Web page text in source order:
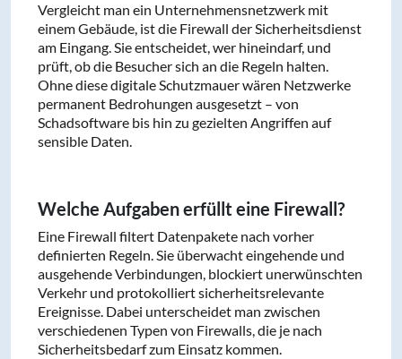
Vergleicht man ein Unternehmensnetzwerk mit
einem Gebäude, ist die Firewall der Sicherheitsdienst
am Eingang. Sie entscheidet, wer hineindarf, und
prüft, ob die Besucher sich an die Regeln halten.
Ohne diese digitale Schutzmauer wären Netzwerke
permanent Bedrohungen ausgesetzt – von
Schadsoftware bis hin zu gezielten Angriffen auf
sensible Daten.
Welche Aufgaben erfüllt eine Firewall?
Eine Firewall filtert Datenpakete nach vorher
definierten Regeln. Sie überwacht eingehende und
ausgehende Verbindungen, blockiert unerwünschten
Verkehr und protokolliert sicherheitsrelevante
Ereignisse. Dabei unterscheidet man zwischen
verschiedenen Typen von Firewalls, die je nach
Sicherheitsbedarf zum Einsatz kommen.